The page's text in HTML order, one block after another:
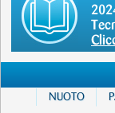
NUOTO